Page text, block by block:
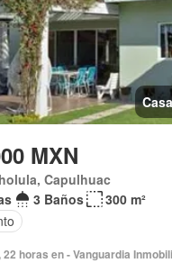
MXN
Capulhuac
3 Baños
300 m²
horas en - Vanguardia